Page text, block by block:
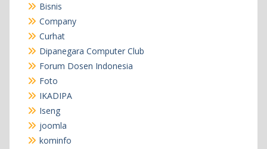
Bisnis
Company
Curhat
Dipanegara Computer Club
Forum Dosen Indonesia
Foto
IKADIPA
Iseng
joomla
kominfo